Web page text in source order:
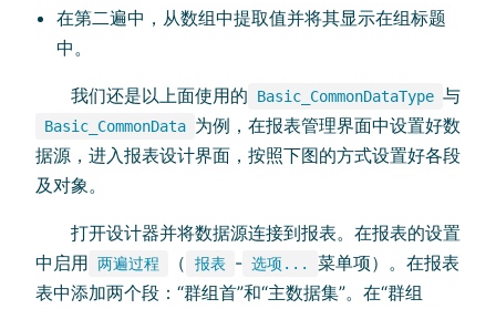
在第二遍中，从数组中提取值并将其显示在组标题
中。
我们还是以上面使用的 Basic_CommonDataType 与
Basic_CommonData 为例，在报表管理界面中设置好数
据源，进入报表设计界面，按照下图的方式设置好各段
及对象。
打开设计器并将数据源连接到报表。在报表的设置
中启用 两遍过程 （ 报表 - 选项...
菜单项）。在报表
表中添加两个段：“群组首”和“主数据集”。在“群组